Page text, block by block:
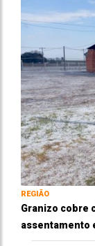
REGIÃO
Granizo cobre
assentamento